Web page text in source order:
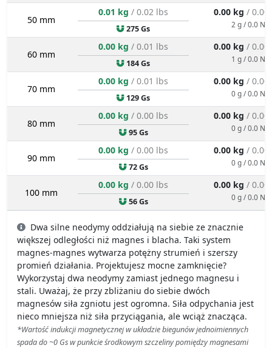
50 mm
0.01 kg / 0.02 lbs
275 Gs
0.00 kg / 0.00
2 g / 0.0 N
60 mm
0.00 kg / 0.01 lbs
184 Gs
0.00 kg / 0.00
1 g / 0.0 N
70 mm
0.00 kg / 0.01 lbs
129 Gs
0.00 kg / 0.00
0 g / 0.0 N
80 mm
0.00 kg / 0.00 lbs
95 Gs
0.00 kg / 0.00
0 g / 0.0 N
90 mm
0.00 kg / 0.00 lbs
72 Gs
0.00 kg / 0.00
0 g / 0.0 N
100 mm
0.00 kg / 0.00 lbs
56 Gs
0.00 kg / 0.00
0 g / 0.0 N
Dwa silne neodymy oddziałują na siebie ze znacznie
większej odległości niż magnes i blacha. Taki system
magnes-magnes wytwarza potężny strumień i szerszy
promień działania. Projektujesz mocne zamknięcie?
Wykorzystaj dwa neodymy zamiast jednego magnesu i
stali. Uważaj, że przy zbliżaniu do siebie dwóch
magnesów siła zgniotu jest ogromna. Siła odpychania jest
nieco mniejsza niż siła przyciągania, ale wciąż znacząca.
*Wartość indukcji magnetycznej w układzie biegunów jednoimiennych
spada do ~0 Gs w punkcie środkowym szczeliny pomiędzy magnesami